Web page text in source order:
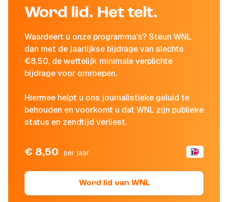
Word lid. Het telt.
Waardeert u onze programma's? Steun WNL
dan met de jaarlijkse bijdrage van slechts
€8,50, de wettelijk minimale verplichte
bijdrage voor omroepen.
Hiermee helpt u ons journalistieke geluid te
behouden en voorkomt u dat WNL zijn publieke
status en zendtijd verliest.
€ 8,50 per jaar
Word lid van WNL